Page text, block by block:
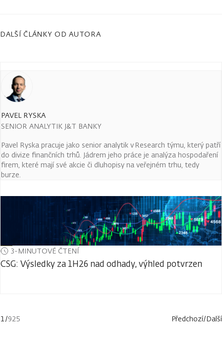
DALŠÍ ČLÁNKY OD AUTORA
PAVEL RYSKA
SENIOR ANALYTIK J&T BANKY
Pavel Ryska pracuje jako senior analytik v Research týmu, který patří
do divize finančních trhů. Jádrem jeho práce je analýza hospodaření
firem, které mají své akcie či dluhopisy na veřejném trhu, tedy
burze.
3-MINUTOVÉ ČTENÍ
CSG: Výsledky za 1H26 nad odhady, výhled potvrzen
1/925 Předchozí/Další